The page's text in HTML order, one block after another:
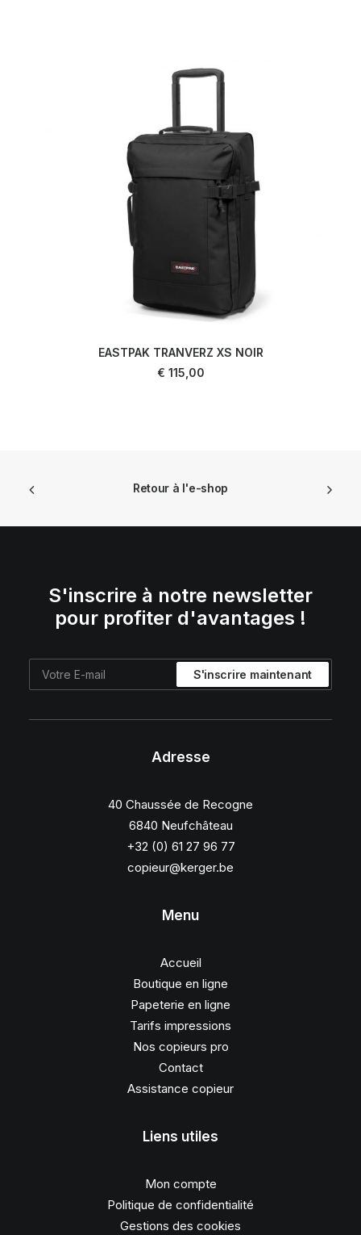
EASTPAK TRANVERZ XS NOIR
€ 115,00
Retour à l'e-shop
S'inscrire à notre newsletter
pour profiter d'avantages !
Adresse
40 Chaussée de Recogne
6840 Neufchâteau
+32 (0) 61 27 96 77
copieur@kerger.be
Menu
Accueil
Boutique en ligne
Papeterie en ligne
Tarifs impressions
Nos copieurs pro
Contact
Assistance copieur
Liens utiles
Mon compte
Politique de confidentialité
Gestions des cookies